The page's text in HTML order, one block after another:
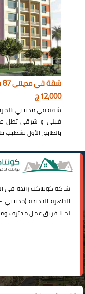
شقة فيمدينتي
12,000 ج
شقة في مدينتي
بالطابق الأول تشطيب خاص
شركةكونتاكترائدة فى
القاهرة الجديدة (مدينتي
لدينا فريق عمل محترف